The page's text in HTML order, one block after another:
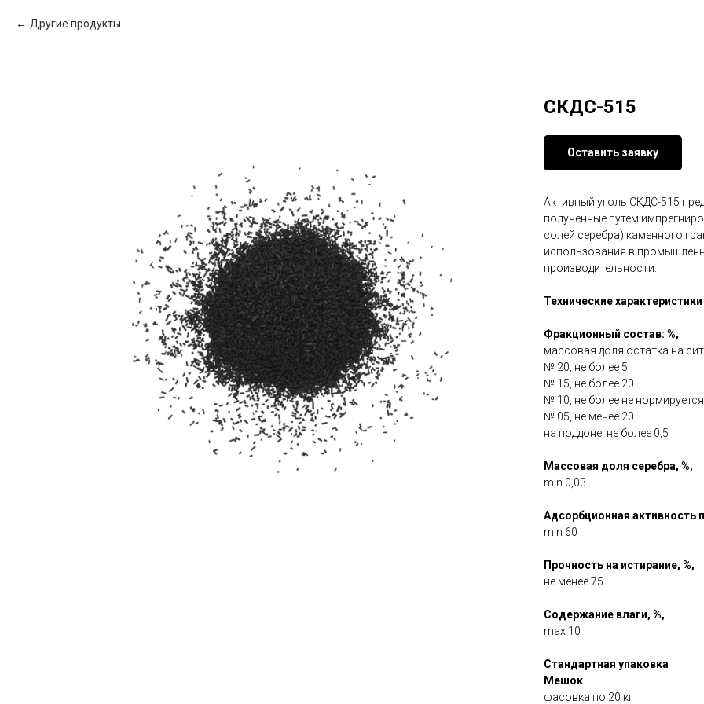
Другие продукты
СКДС-515
Оставить заявку
Активный уголь СКДС-515
полученные путем
солей серебра) каменного
использования в
производительности.
Технические характеристики
Фракционный состав: %,
массовая доля остатка на
№ 20, не более 5
№ 15, не более 20
№ 10, не более не нормируется
№ 05, не менее 20
на поддоне, не более 0,5
Массовая доля серебра, %,
min 0,03
Адсорбционная активность
min 60
Прочность на истирание, %,
не менее 75
Содержание влаги, %,
max 10
Стандартная упаковка
Мешок
фасовка по 20 кг